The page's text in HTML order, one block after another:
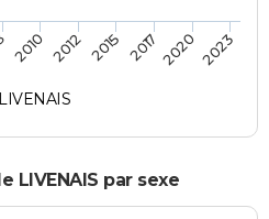
LIVENAIS
2010 2012 2015 2017 2020 2023
LIVENAIS par sexe